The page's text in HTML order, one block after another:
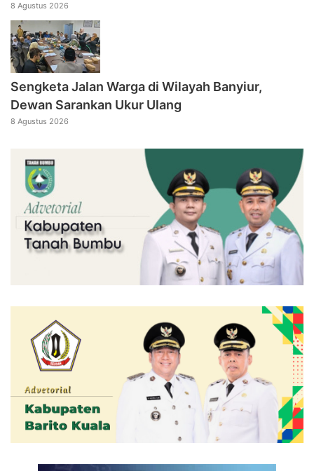
8 Agustus 2026
Sengketa Jalan Warga di Wilayah Banyiur,
Dewan Sarankan Ukur Ulang
8 Agustus 2026